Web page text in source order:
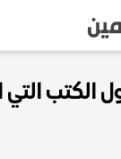
الكتب التي